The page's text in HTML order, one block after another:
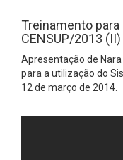
Treinamento
CENSUP/2013 (II)
Apresentação de
para a utilização do
12 de março de 2014.